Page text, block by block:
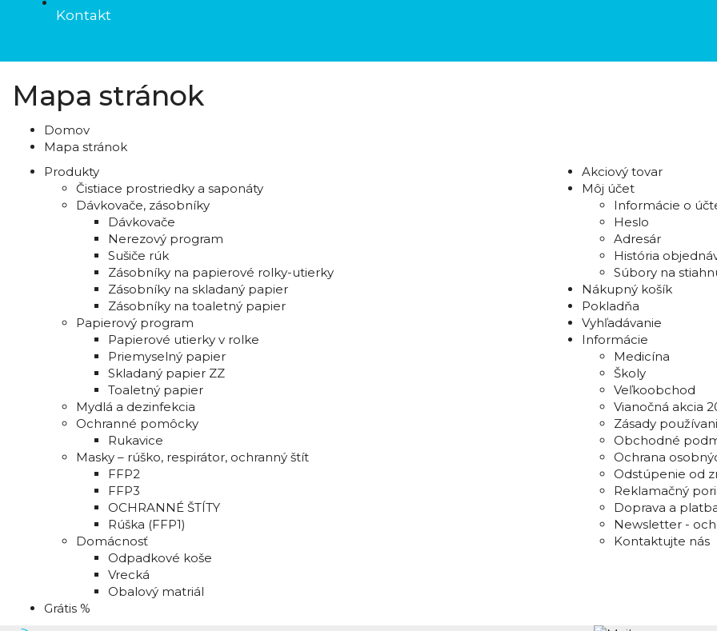
Kontakt
Mapa stránok
Domov
Mapa stránok
Produkty
Čistiace prostriedky a saponáty
Dávkovače, zásobníky
Dávkovače
Nerezový program
Sušiče rúk
Zásobníky na papierové rolky-utierky
Zásobníky na skladaný papier
Zásobníky na toaletný papier
Papierový program
Papierové utierky v rolke
Priemyselný papier
Skladaný papier ZZ
Toaletný papier
Mydlá a dezinfekcia
Ochranné pomôcky
Rukavice
Masky – rúško, respirátor, ochranný štít
FFP2
FFP3
OCHRANNÉ ŠTÍTY
Rúška (FFP1)
Domácnosť
Odpadkové koše
Vrecká
Obalový matriál
Grátis %
Akciový tovar
Môj účet
Informácie o
Heslo
Adresár
História
Súbory na
Nákupný košík
Pokladňa
Vyhľadávanie
Informácie
Medicína
Školy
Veľkoobchod
Vianočná akcia
Zásady
Obchodné
Ochrana
Odstúpenie od
Reklamačný
Doprava a
Newsletter -
Kontaktujte nás